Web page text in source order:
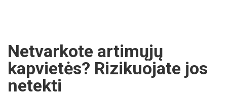
Netvarkote artimųjų
kapvietės? Rizikuojate jos
netekti